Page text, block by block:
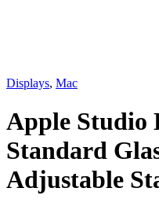
Displays, Mac
Apple Studio
Standard
Adjustable